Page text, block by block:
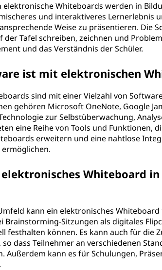
elektronische Whiteboards werden in
und interaktiveres Lernerlebnis
Weise zu präsentieren. Die
der Tafel schreiben, zeichnen und
und das Verständnis der Schüler.
ist mit elektronischen
sind mit einer Vielzahl von
gehören Microsoft OneNote, Google
zur Selbstüberwachung,
eine Reihe von Tools und Funktionen,
erweitern und eine nahtlose
Whiteboard
kann ein elektronisches
Brainstorming-Sitzungen als digitales
festhalten können. Es kann auch für die
dass Teilnehmer an verschiedenen
Außerdem kann es für Schulungen,